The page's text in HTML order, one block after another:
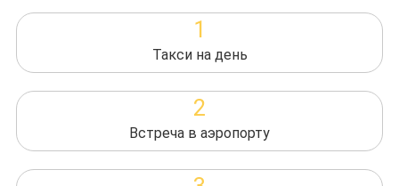
1
Такси на день
2
Встреча в аэропорту